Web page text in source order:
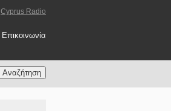
Cyprus Radio
Επικοινωνία